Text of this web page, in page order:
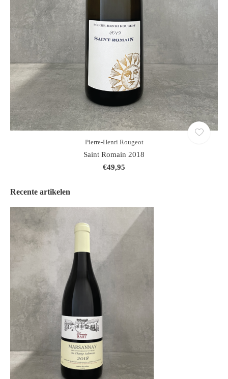
Pierre-Henri Rougeot
Saint Romain 2018
€49,95
Recente artikelen